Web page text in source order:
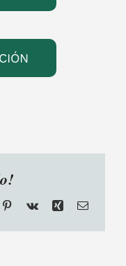
Pinterest
Vk Xing Email